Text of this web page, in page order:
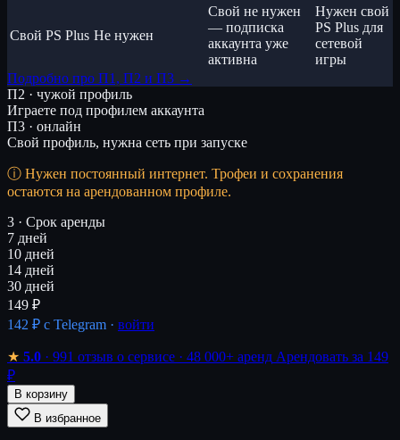
Свой PS Plus Не нужен
Свой не нужен
— подписка
аккаунта уже
активна
Нужен свой
PS Plus для
сетевой
игры
Подробно про П1, П2 и П3 →
П2 · чужой профиль
Играете под профилем аккаунта
П3 · онлайн
Свой профиль, нужна сеть при запуске
Нужен постоянный интернет. Трофеи и сохранения
остаются на арендованном профиле.
3 · Срок аренды
7 дней
10 дней
14 дней
30 дней
149 ₽
142 ₽ с Telegram · войти
★ 5.0 · 991 отзыв о сервисе · 48 000+ аренд Арендовать за 149
₽
В корзину
В избранное